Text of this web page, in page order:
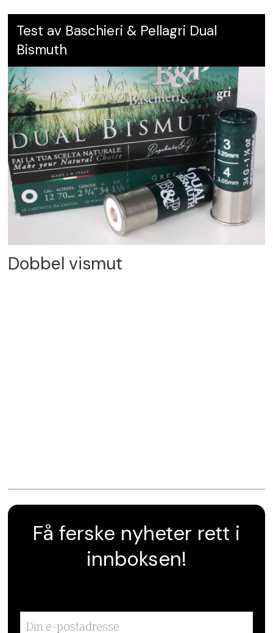
Test av Baschieri & Pellagri Dual
Bismuth
Dobbel vismut
Få ferske nyheter rett i
innboksen!